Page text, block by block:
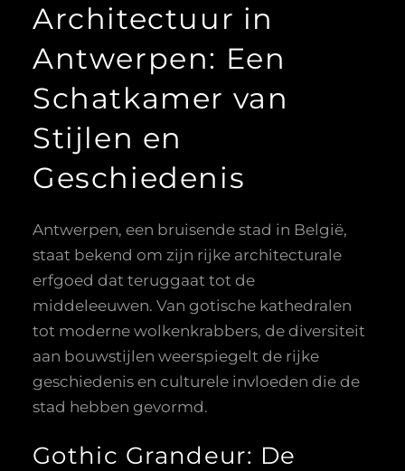
Architectuur in
Antwerpen: Een
Schatkamer van
Stijlen en
Geschiedenis
Antwerpen, een bruisende stad in België,
staat bekend om zijn rijke architecturale
erfgoed dat teruggaat tot de
middeleeuwen. Van gotische kathedralen
tot moderne wolkenkrabbers, de diversiteit
aan bouwstijlen weerspiegelt de rijke
geschiedenis en culturele invloeden die de
stad hebben gevormd.
Gothic Grandeur: De